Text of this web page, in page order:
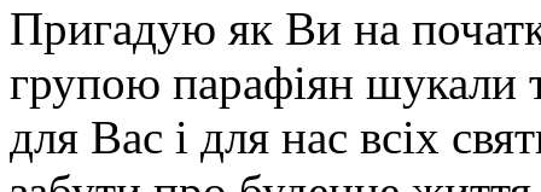
Пригадую як Ви на
групою парафіян шукали
для Вас і для нас всіх